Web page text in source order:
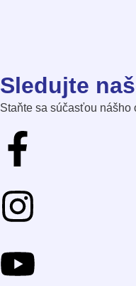
Sledujte
Staňte sa súčasťou nášho